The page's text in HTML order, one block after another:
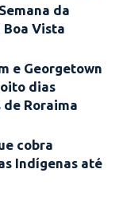
da
Vista
e Georgetown
dias
Roraima
cobra
Indígenas até